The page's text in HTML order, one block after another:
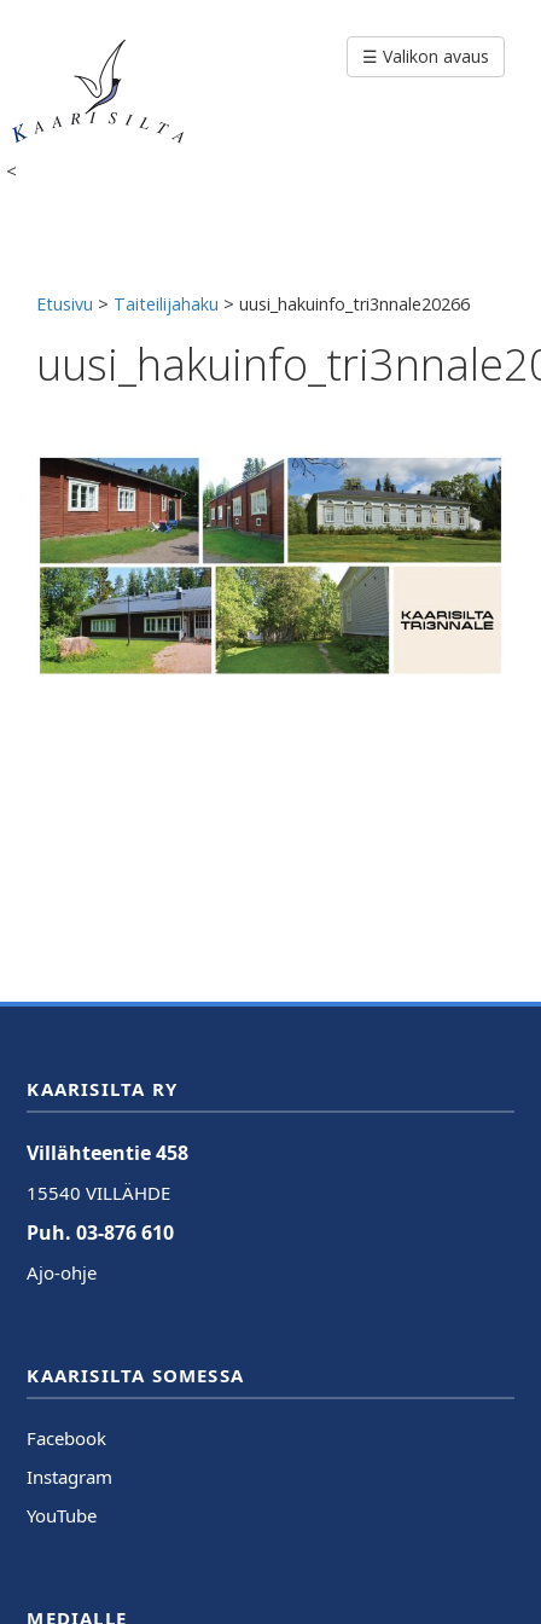
<
☰ Valikon avaus
Etusivu > Taiteilijahaku > uusi_hakuinfo_tri3nnale20266
KAARISILTA RY
Villähteentie 458
15540 VILLÄHDE
Puh. 03-876 610
Ajo-ohje
KAARISILTA SOMESSA
Facebook
Instagram
YouTube
MEDIALLE